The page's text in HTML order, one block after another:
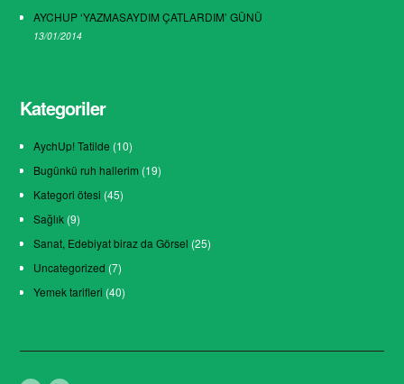
AYCHUP ‘YAZMASAYDIM ÇATLARDIM’ GÜNÜ
13/01/2014
Kategoriler
AychUp! Tatilde (10)
Bugünkü ruh hallerim (19)
Kategori ötesi (45)
Sağlık (9)
Sanat, Edebiyat biraz da Görsel (25)
Uncategorized (7)
Yemek tarifleri (40)